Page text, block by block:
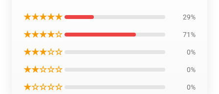
★★★★★ 29%
★★★★☆ 71%
★★★☆☆ 0%
★★☆☆☆ 0%
★☆☆☆☆ 0%